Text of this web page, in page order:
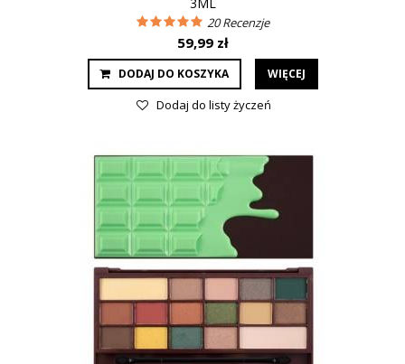
20Recenzje
59,99 zł
DODAJ DO KOSZYKA WIĘCEJ
Dodaj do listy życzeń